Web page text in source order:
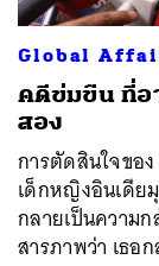
Global
คดีข่มขืน ที่อ
สอง
การตัดสินใจขอ
เด็กหญิงอินเดีย
กลายเป็นความ
สารภาพว่า เธอ